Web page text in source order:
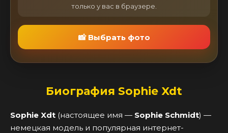
только у вас в браузере.
📸 Выбрать фото
Биография Sophie Xdt
Sophie Xdt (настоящее имя — Sophie Schmidt) —
немецкая модель и популярная интернет-